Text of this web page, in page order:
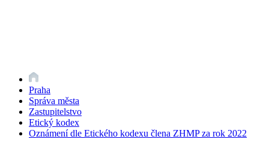
Praha
Správa města
Zastupitelstvo
Etický kodex
Oznámení dle Etického kodexu člena ZHMP za rok 2022